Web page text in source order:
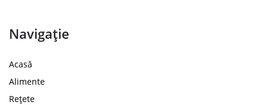
Navigație
Acasă
Alimente
Rețete